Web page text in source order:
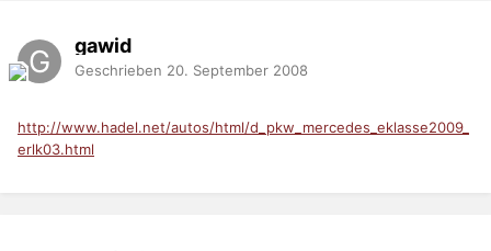
gawid
Geschrieben 20. September 2008
http://www.hadel.net/autos/html/d_pkw_mercedes_eklasse2009_
erlk03.html